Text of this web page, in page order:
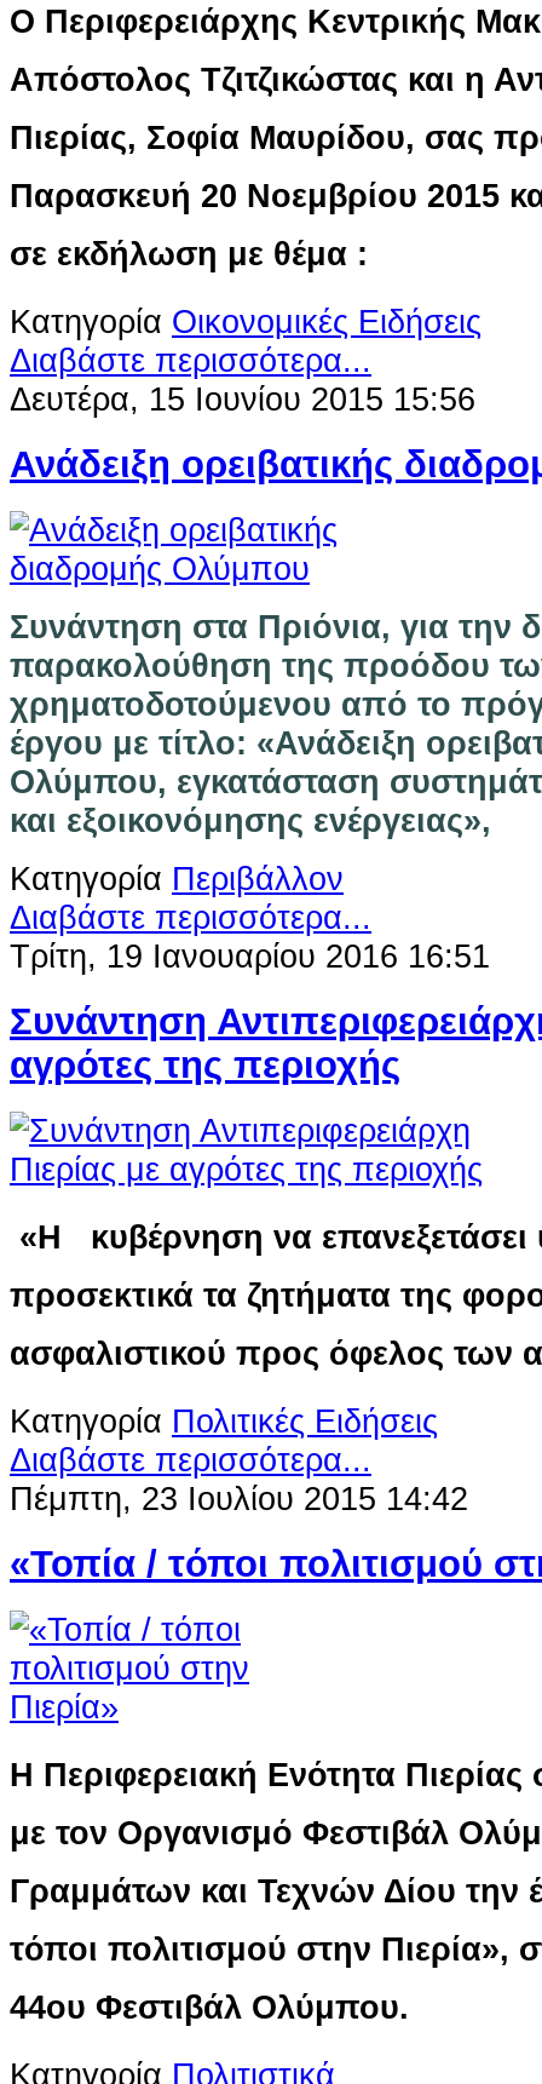
Ο Περιφερειάρχης Κεντρικής
Απόστολος Τζιτζικώστας και η
Πιερίας, Σοφία Μαυρίδου, σας
Παρασκευή 20 Νοεμβρίου 2015
σε εκδήλωση με θέμα :
Κατηγορία Οικονομικές Ειδήσεις
Διαβάστε περισσότερα...
Δευτέρα, 15 Ιουνίου 2015 15:56
Ανάδειξη ορειβατικής
Συνάντηση στα Πριόνια, για την
παρακολούθηση της προόδου
χρηματοδοτούμενου από το
έργου με τίτλο: «Ανάδειξη
Ολύμπου, εγκατάσταση
και εξοικονόμησης ενέργειας»,
Κατηγορία Περιβάλλον
Διαβάστε περισσότερα...
Τρίτη, 19 Ιανουαρίου 2016 16:51
Συνάντηση
αγρότες της περιοχής
«Η κυβέρνηση να επανεξετάσει
προσεκτικά τα ζητήματα της
ασφαλιστικού προς όφελος
Κατηγορία Πολιτικές Ειδήσεις
Διαβάστε περισσότερα...
Πέμπτη, 23 Ιουλίου 2015 14:42
«Τοπία / τόποι πολιτισμού
H Περιφερειακή Ενότητα Πιερίας
με τον Οργανισμό Φεστιβάλ
Γραμμάτων και Τεχνών Δίου την
τόποι πολιτισμού στην Πιερία»,
44ου Φεστιβάλ Ολύμπου.
Κατηγορία Πολιτιστικά